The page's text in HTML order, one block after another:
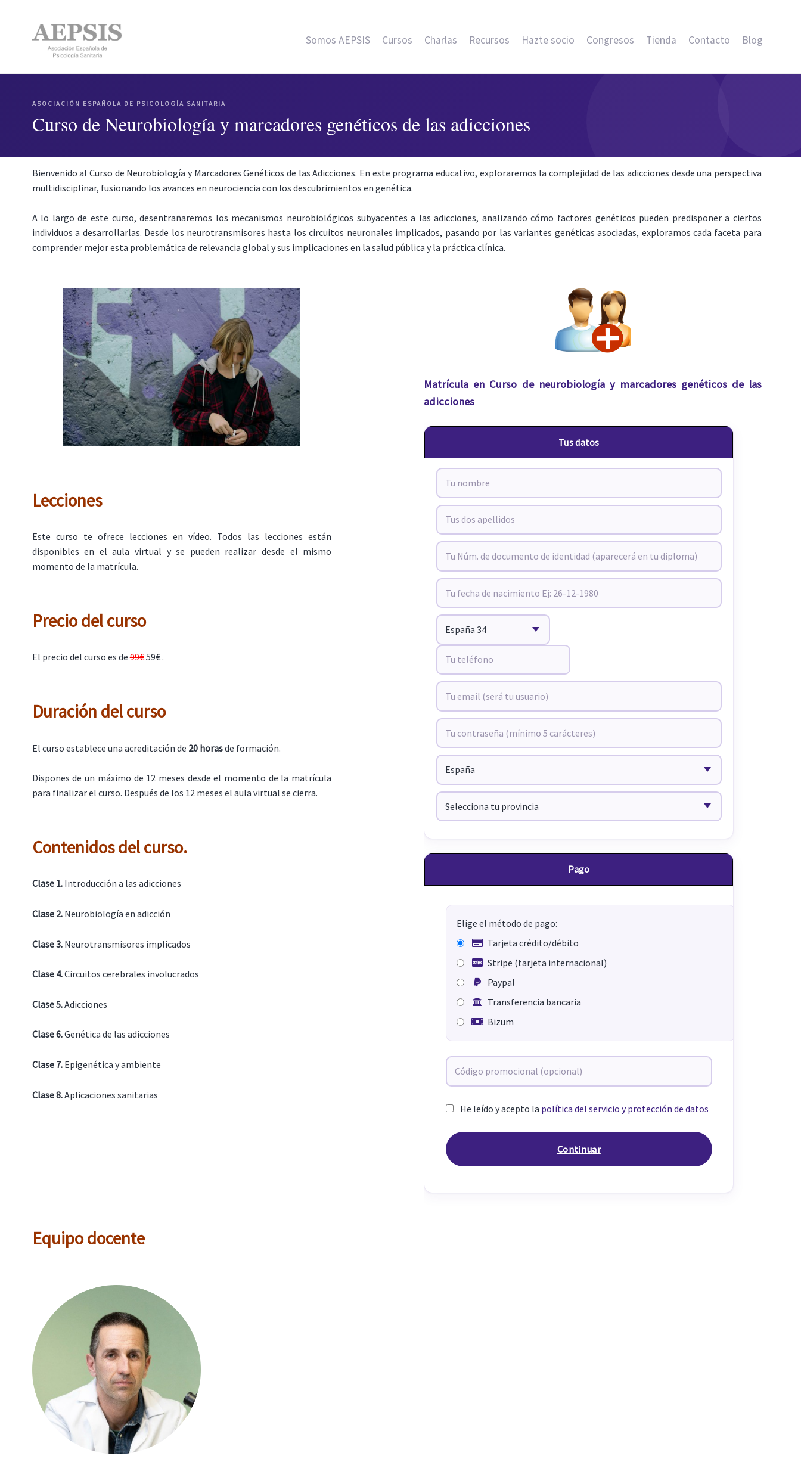
Somos AEPSIS Cursos Charlas Recursos Hazte socio Congresos Tienda Contacto Blog
ASOCIACIÓN ESPAÑOLA DE PSICOLOGÍA SANITARIA
Curso de Neurobiología y marcadores genéticos de las adicciones
Bienvenido al Curso de Neurobiología y Marcadores Genéticos de las Adicciones. En este programa educativo, exploraremos la complejidad de las adicciones desde una perspectiva
multidisciplinar, fusionando los avances en neurociencia con los descubrimientos en genética.
A lo largo de este curso, desentrañaremos los mecanismos neurobiológicos subyacentes a las adicciones, analizando cómo factores genéticos pueden predisponer a ciertos
individuos a desarrollarlas. Desde los neurotransmisores hasta los circuitos neuronales implicados, pasando por las variantes genéticas asociadas, exploramos cada faceta para
comprender mejor esta problemática de relevancia global y sus implicaciones en la salud pública y la práctica clínica.
Lecciones
Este curso te ofrece lecciones en vídeo. Todos las lecciones están
disponibles en el aula virtual y se pueden realizar desde el mismo
momento de la matrícula.
Precio del curso
El precio del curso es de99€59€ .
Duración del curso
El curso establece una acreditación de 20 horasde formación.
Dispones de un máximo de 12 meses desde el momento de la matrícula
para finalizar el curso. Después de los 12 meses el aula virtual se cierra.
Contenidos del curso.
Clase 1.Introducción a las adicciones
Clase 2.Neurobiología en adicción
Clase 3.Neurotransmisores implicados
Clase 4.Circuitos cerebrales involucrados
Clase 5.Adicciones
Clase 6.Genética de las adicciones
Clase 7.Epigenética y ambiente
Clase 8.Aplicaciones sanitarias
Matrícula en Curso de neurobiología y marcadores genéticos de las
adicciones
Tus datos
Pago
Elige el método de pago:
Tarjeta crédito/débito
Stripe (tarjeta internacional)
Paypal
Transferencia bancaria
Bizum
He leído y acepto la política del servicio y protección de datos
Equipo docente